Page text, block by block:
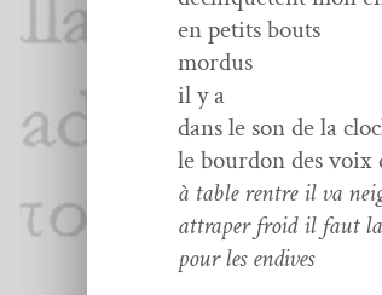
en petits bouts
mordus
il y a
dans le son de la
le bour­don des voix
à table ren­tre il va
attrap­er froid il faut
pour les endives